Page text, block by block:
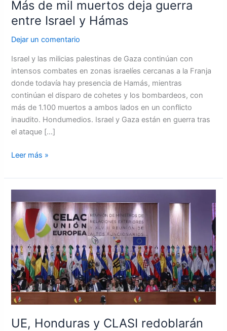
Más de mil muertos deja guerra
entre Israel y Hámas
Dejar un comentario
Israel y las milicias palestinas de Gaza continúan con
intensos combates en zonas israelíes cercanas a la Franja
donde todavía hay presencia de Hamás, mientras
continúan el disparo de cohetes y los bombardeos, con
más de 1.100 muertos a ambos lados en un conflicto
inaudito. Hondumedios. Israel y Gaza están en guerra tras
el ataque […]
Leer más »
UE, Honduras y CLASI redoblarán
Honduras
y
CLASI
redoblarán
lucha
contra
narcotráfico
y
otros
delitos